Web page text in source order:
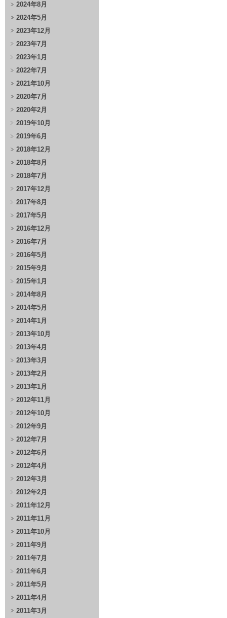
2024年8月
2024年5月
2023年12月
2023年7月
2023年1月
2022年7月
2021年10月
2020年7月
2020年2月
2019年10月
2019年6月
2018年12月
2018年8月
2018年7月
2017年12月
2017年8月
2017年5月
2016年12月
2016年7月
2016年5月
2015年9月
2015年1月
2014年8月
2014年5月
2014年1月
2013年10月
2013年4月
2013年3月
2013年2月
2013年1月
2012年11月
2012年10月
2012年9月
2012年7月
2012年6月
2012年4月
2012年3月
2012年2月
2011年12月
2011年11月
2011年10月
2011年9月
2011年7月
2011年6月
2011年5月
2011年4月
2011年3月